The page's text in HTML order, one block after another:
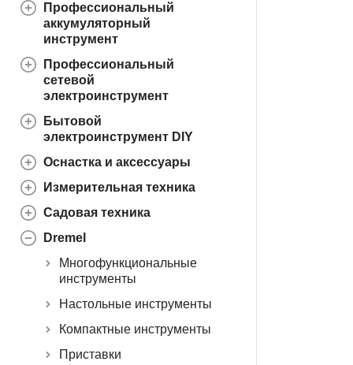
Профессиональный
аккумуляторный
инструмент
Профессиональный
сетевой
электроинструмент
Бытовой
электроинструмент DIY
Оснастка и аксессуары
Измерительная техника
Садовая техника
Dremel
Многофункциональные
инструменты
Настольные инструменты
Компактные инструменты
Приставки